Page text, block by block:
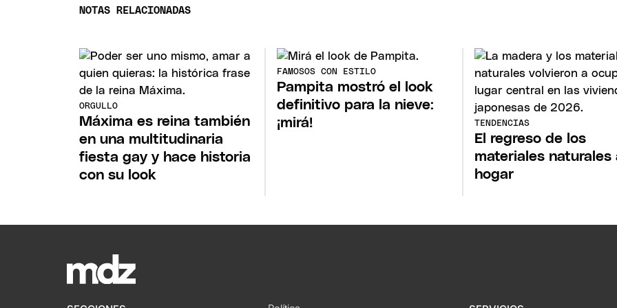
NOTAS RELACIONADAS
ORGULLO
Máxima es reina también
en una multitudinaria
fiesta gay y hace historia
con su look
FAMOSOS CON ESTILO
Pampita mostró el look
definitivo para la nieve:
¡mirá!
TENDENCIAS
El regreso de los
materiales naturales
hogar